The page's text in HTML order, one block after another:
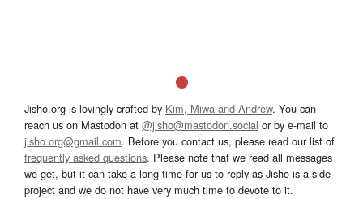
Jisho.org is lovingly crafted by Kim, Miwa and Andrew. You can
reach us on Mastodon at @jisho@mastodon.social or by e-mail to
jisho.org@gmail.com. Before you contact us, please read our list of
frequently asked questions. Please note that we read all messages
we get, but it can take a long time for us to reply as Jisho is a side
project and we do not have very much time to devote to it.